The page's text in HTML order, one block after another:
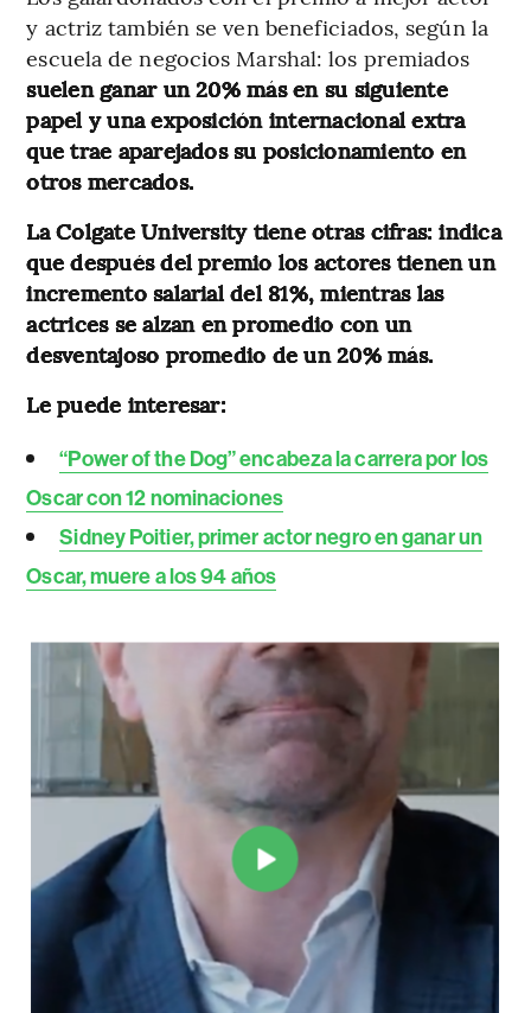
y actriz también se ven beneficiados, según la
escuela de negocios Marshal: los premiados
suelen ganar un 20% más en su siguiente
papel y una exposición internacional extra
que trae aparejados su posicionamiento en
otros mercados.
La Colgate University tiene otras cifras: indica
que después del premio los actores tienen un
incremento salarial del 81%, mientras las
actrices se alzan en promedio con un
desventajoso promedio de un 20% más.
Le puede interesar:
“Power of the Dog” encabeza la carrera por los
Oscar con 12 nominaciones
Sidney Poitier, primer actor negro en ganar un
Oscar, muere a los 94 años